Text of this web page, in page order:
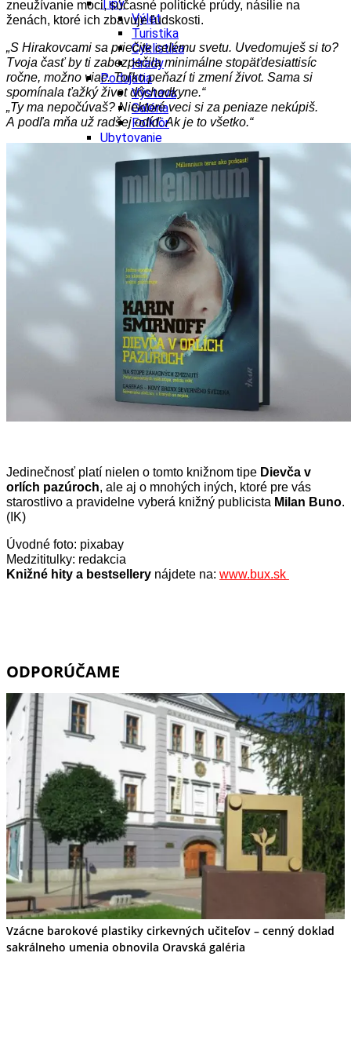
Tipy
Výlet
Turistika
Cyklistika
Hrady
Podujatia
Výstava
Galéria
Folklór
Ubytovanie
Pobyty
Wellness
Gastro
Kaviarne
Kultúra a tradície
Šport a agroturistika
Školstvo
Ekonomika obchod a doprava
zneužívanie moci, súčasné politické prúdy, násilie na
ženách, ktoré ich zbavuje ľudskosti.
„S Hirakovcami sa priečite celému svetu. Uvedomuješ si to?
Tvoja časť by ti zabezpečila minimálne stopäťdesiattisíc
ročne, možno viac. Toľko peňazí ti zmení život. Sama si
spomínala ťažký život dôchodkyne.“
„Ty ma nepočúvaš? Niektoré veci si za peniaze nekúpiš.
A podľa mňa už radšej odíď. Ak je to všetko.“
Jedinečnosť platí nielen o tomto knižnom tipe Dievča v
orlích pazúroch, ale aj o mnohých iných, ktoré pre vás
starostlivo a pravidelne vyberá knižný publicista Milan Buno.
(IK)
Úvodné foto: pixabay
Medzititulky: redakcia
Knižné hity a bestsellery nájdete na: www.bux.sk
ODPORÚČAME
Vzácne barokové plastiky cirkevných učiteľov – cenný doklad
sakrálneho umenia obnovila Oravská galéria